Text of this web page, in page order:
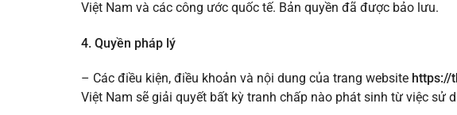
Việt Nam và các công ước quốc tế. Bản quyền đã được bảo lưu.
4. Quyền pháp lý
– Các điều kiện, điều khoản và nội dung của trang website https://
Việt Nam sẽ giải quyết bất kỳ tranh chấp nào phát sinh từ việc sử